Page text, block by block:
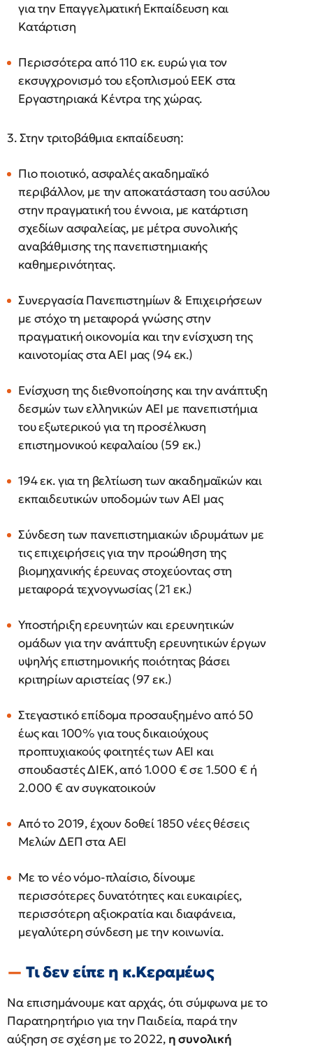
για την Επαγγελματική Εκπαίδευση και
Κατάρτιση
Περισσότερα από 110 εκ. ευρώ για τον
εκσυγχρονισμό του εξοπλισμού ΕΕΚ στα
Εργαστηριακά Κέντρα της χώρας.
3. Στην τριτοβάθμια εκπαίδευση:
Πιο ποιοτικό, ασφαλές ακαδημαϊκό
περιβάλλον, με την αποκατάσταση του ασύλου
στην πραγματική του έννοια, με κατάρτιση
σχεδίων ασφαλείας, με μέτρα συνολικής
αναβάθμισης της πανεπιστημιακής
καθημερινότητας.
Συνεργασία Πανεπιστημίων & Επιχειρήσεων
με στόχο τη μεταφορά γνώσης στην
πραγματική οικονομία και την ενίσχυση της
καινοτομίας στα ΑΕΙ μας (94 εκ.)
Ενίσχυση της διεθνοποίησης και την ανάπτυξη
δεσμών των ελληνικών ΑΕΙ με πανεπιστήμια
του εξωτερικού για τη προσέλκυση
επιστημονικού κεφαλαίου (59 εκ.)
194 εκ. για τη βελτίωση των ακαδημαϊκών και
εκπαιδευτικών υποδομών των ΑΕΙ μας
Σύνδεση των πανεπιστημιακών ιδρυμάτων με
τις επιχειρήσεις για την προώθηση της
βιομηχανικής έρευνας στοχεύοντας στη
μεταφορά τεχνογνωσίας (21 εκ.)
Υποστήριξη ερευνητών και ερευνητικών
ομάδων για την ανάπτυξη ερευνητικών έργων
υψηλής επιστημονικής ποιότητας βάσει
κριτηρίων αριστείας (97 εκ.)
Στεγαστικό επίδομα προσαυξημένο από 50
έως και 100% για τους δικαιούχους
προπτυχιακούς φοιτητές των ΑΕΙ και
σπουδαστές ΔΙΕΚ, από 1.000 € σε 1.500 € ή
2.000 € αν συγκατοικούν
Από το 2019, έχουν δοθεί 1850 νέες θέσεις
Μελών ΔΕΠ στα ΑΕΙ
Με το νέο νόμο-πλαίσιο, δίνουμε
περισσότερες δυνατότητες και ευκαιρίες,
περισσότερη αξιοκρατία και διαφάνεια,
μεγαλύτερη σύνδεση με την κοινωνία.
Τι δεν είπε η κ.Κεραμέως
Να επισημάνουμε κατ αρχάς, ότι σύμφωνα με το
Παρατηρητήριο για την Παιδεία, παρά την
αύξηση σε σχέση με το 2022,η συνολική